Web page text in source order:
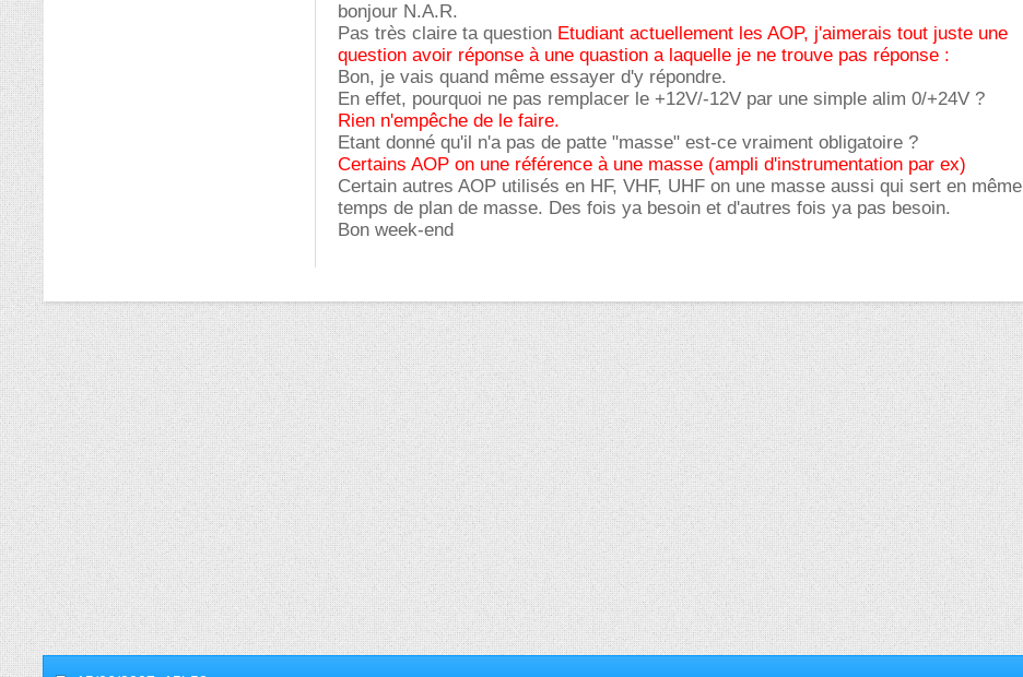
bonjour N.A.R.
Pas très claire ta question Etudiant actuellement les AOP, j'aimerais tout juste une
question avoir réponse à une quastion a laquelle je ne trouve pas réponse :
Bon, je vais quand même essayer d'y répondre.
En effet, pourquoi ne pas remplacer le +12V/-12V par une simple alim 0/+24V ?
Rien n'empêche de le faire.
Etant donné qu'il n'a pas de patte "masse" est-ce vraiment obligatoire ?
Certains AOP on une référence à une masse (ampli d'instrumentation par ex)
Certain autres AOP utilisés en HF, VHF, UHF on une masse aussi qui sert en même
temps de plan de masse. Des fois ya besoin et d'autres fois ya pas besoin.
Bon week-end